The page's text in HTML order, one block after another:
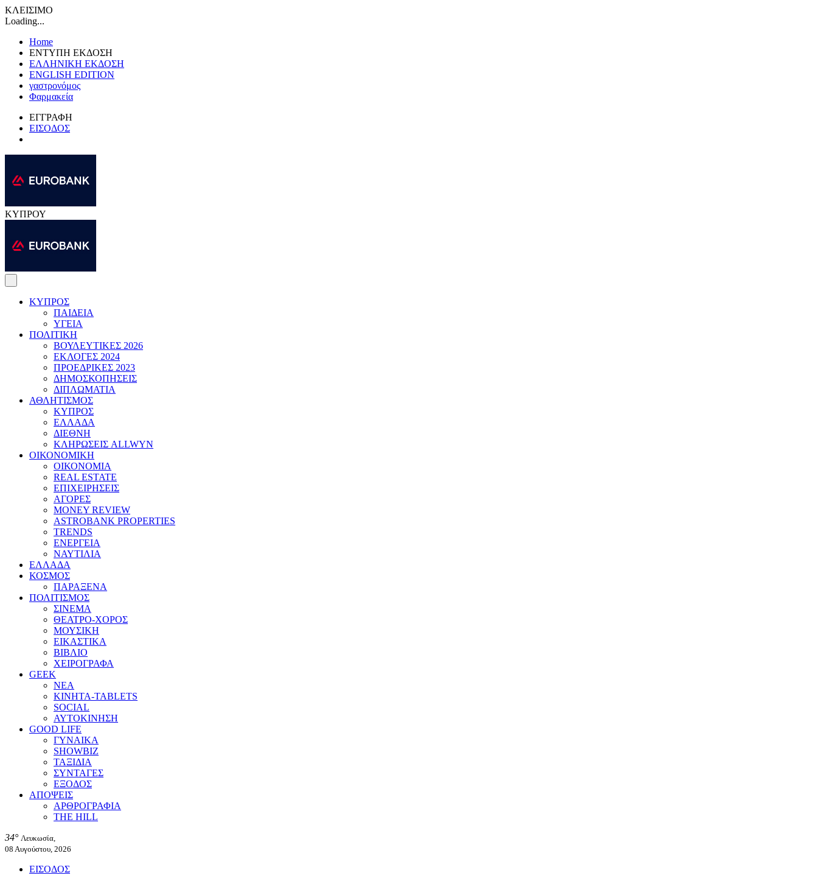
ΚΛΕΙΣΙΜΟ
Loading...
Home
ΕΝΤΥΠΗ ΕΚΔΟΣΗ
ΕΛΛΗΝΙΚΗ ΕΚΔΟΣΗ
ENGLISH EDITION
γαστρονόμος
Φαρμακεία
ΕΓΓΡΑΦΗ
ΕΙΣΟΔΟΣ
ΚΥΠΡΟΥ
ΚΥΠΡΟΣ
ΠΑΙΔΕΙΑ
ΥΓΕΙΑ
ΠΟΛΙΤΙΚΗ
ΒΟΥΛΕΥΤΙΚΕΣ 2026
ΕΚΛΟΓΕΣ 2024
ΠΡΟΕΔΡΙΚΕΣ 2023
ΔΗΜΟΣΚΟΠΗΣΕΙΣ
ΔΙΠΛΩΜΑΤΙΑ
ΑΘΛΗΤΙΣΜΟΣ
ΚΥΠΡΟΣ
ΕΛΛΑΔΑ
ΔΙΕΘΝΗ
ΚΛΗΡΩΣΕΙΣ ALLWYN
ΟΙΚΟΝΟΜΙΚΗ
ΟΙΚΟΝΟΜΙΑ
REAL ESTATE
ΕΠΙΧΕΙΡΗΣΕΙΣ
ΑΓΟΡΕΣ
MONEY REVIEW
ASTROBANK PROPERTIES
TRENDS
ΕΝΕΡΓΕΙΑ
ΝΑΥΤΙΛΙΑ
ΕΛΛΑΔΑ
ΚΟΣΜΟΣ
ΠΑΡΑΞΕΝΑ
ΠΟΛΙΤΙΣΜΟΣ
ΣΙΝΕΜΑ
ΘΕΑΤΡΟ-ΧΟΡΟΣ
ΜΟΥΣΙΚΗ
ΕΙΚΑΣΤΙΚΑ
ΒΙΒΛΙΟ
ΧΕΙΡΟΓΡΑΦΑ
GEEK
ΝΕΑ
ΚΙΝΗΤΑ-TABLETS
SOCIAL
ΑΥΤΟΚΙΝΗΣΗ
GOOD LIFE
ΓΥΝΑΙΚΑ
SHOWBIZ
ΤΑΞΙΔΙΑ
ΣΥΝΤΑΓΕΣ
ΕΞΟΔΟΣ
ΑΠΟΨΕΙΣ
ΑΡΘΡΟΓΡΑΦΙΑ
THE HILL
34° Λευκωσία,
08 Αυγούστου, 2026
ΕΙΣΟΔΟΣ